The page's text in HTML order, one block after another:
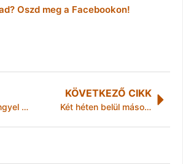
Oszd meg a Facebookon!
Emléknap – Lengyel nagykövet: Katyn mementó
KÖVETKEZŐ CIKK
Két héten belül másodszor is kocsonyaünnepet tartanak Miskolcon